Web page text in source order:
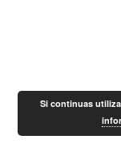
Si continuas